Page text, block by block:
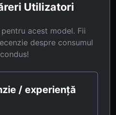
Utilizatori
acest model. Fii
despre consumul
/ experiență